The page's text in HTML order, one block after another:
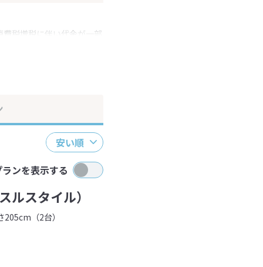
税増税に伴い代金が一部
安い順
ランを表示する
ルスタイル）
（2台）